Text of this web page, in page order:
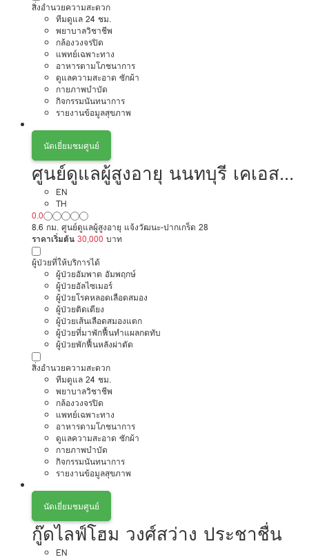
สิ่งอำนวยความสะดวก
ทีมดูแล 24 ชม.
พยาบาลวิชาชีพ
กล้องวงจรปิด
แพทย์เฉพาะทาง
อาหารตามโภชนาการ
ดูแลความสะอาด ซักผ้า
กายภาพบำบัด
กิจกรรมนันทนาการ
รายงานข้อมูลสุขภาพ
นัดเยี่ยมชมศูนย์
ศูนย์ดูแลผู้สูงอายุ นนทบุรี เคเอส
โฮมแคร์
EN
TH
0.0
8.6 กม. ศูนย์ดูแลผู้สูงอายุ แจ้งวัฒนะ-ปากเกร็ด 28
ราคาเริ่มต้น 30,000 บาท
ผู้ป่วยที่ให้บริการได้
ผู้ป่วยอัมพาต อัมพฤกษ์
ผู้ป่วยอัลไซเมอร์
ผู้ป่วยโรคหลอดเลือดสมอง
ผู้ป่วยติดเตียง
ผู้ป่วยเส้นเลือดสมองแตก
ผู้ป่วยที่มาพักฟื้นทำแผลกดทับ
ผู้ป่วยพักฟื้นหลังผ่าตัด
สิ่งอำนวยความสะดวก
ทีมดูแล 24 ชม.
พยาบาลวิชาชีพ
กล้องวงจรปิด
แพทย์เฉพาะทาง
อาหารตามโภชนาการ
ดูแลความสะอาด ซักผ้า
กายภาพบำบัด
กิจกรรมนันทนาการ
รายงานข้อมูลสุขภาพ
นัดเยี่ยมชมศูนย์
กู๊ดไลฟ์โฮม วงศ์สว่าง ประชาชื่น
EN